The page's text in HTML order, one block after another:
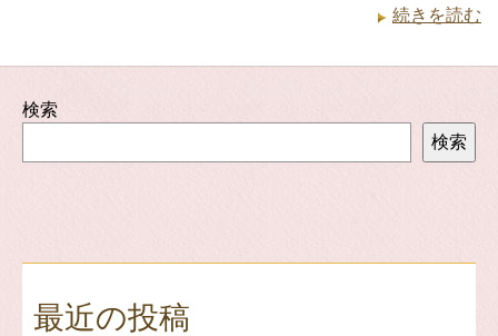
続きを読む
検索
検索
最近の投稿